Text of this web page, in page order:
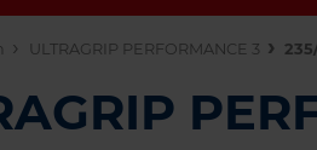
ULTRAGRIP PERFORMANCE 3